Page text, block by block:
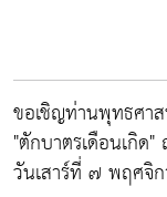
ขอเชิญท่านพุทธศา
"ตักบาตรเดือนเกิด
วันเสาร์ที่ ๗ พฤศ